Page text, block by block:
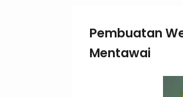
Pembuatan
Mentawai